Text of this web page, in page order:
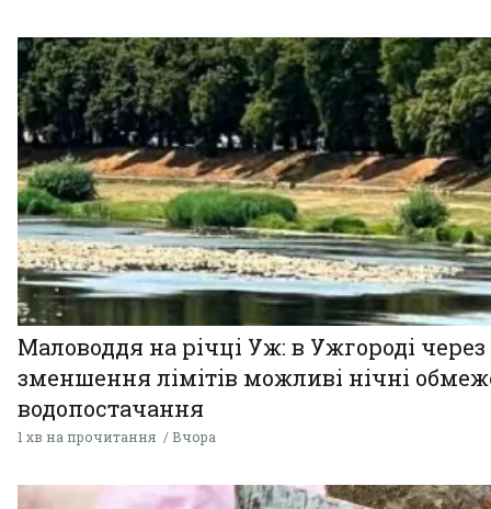
Маловоддя на річці Уж: в Ужгороді через
зменшення лімітів можливі нічні
водопостачання
1 хв на прочитання Вчора